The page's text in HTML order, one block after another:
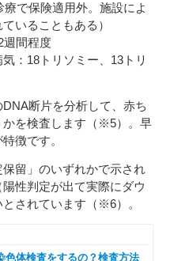
療で保険適用外。施設によ
いることもある）
週間程度
：18トリソミー、13トリ
断片を分析して、赤ち
かを検査します（※5）。早
徴です。
留」のいずれかで示され
性判定が出て実際にダウ
されています（※6）。
色体検査をするの？検査方法